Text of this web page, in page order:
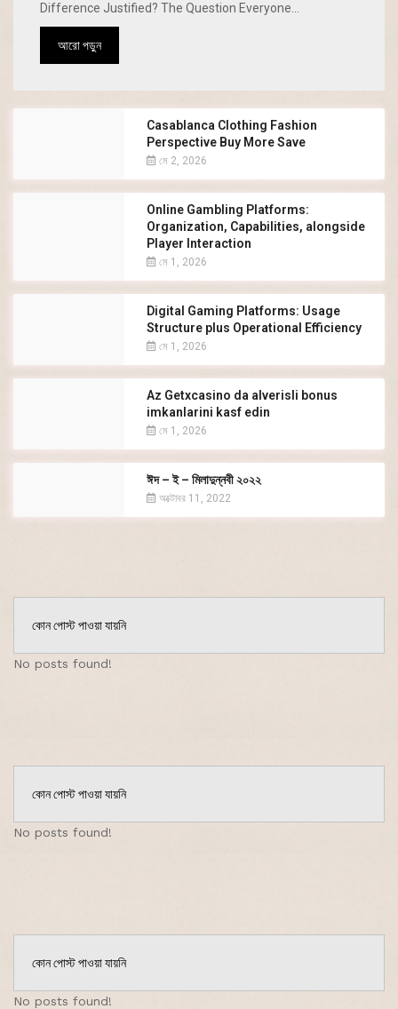
Difference Justified? The Question Everyone...
আরো পড়ুন
Casablanca Clothing Fashion
Perspective Buy More Save
মে 2, 2026
Online Gambling Platforms:
Organization, Capabilities, alongside
Player Interaction
মে 1, 2026
Digital Gaming Platforms: Usage
Structure plus Operational Efficiency
মে 1, 2026
Az Getxcasino da alverisli bonus
imkanlarini kasf edin
মে 1, 2026
ঈদ – ই – মিলাদুন্নবী ২০২২
অক্টোবর 11, 2022
কোন পোস্ট পাওয়া যায়নি
No posts found!
কোন পোস্ট পাওয়া যায়নি
No posts found!
কোন পোস্ট পাওয়া যায়নি
No posts found!